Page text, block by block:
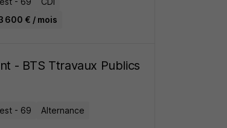
600 € / mois
- BTS Ttravaux Publics
- 69 Alternance